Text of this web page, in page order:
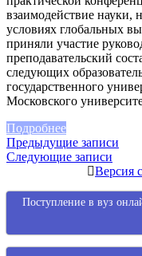
взаимодействие науки,
условиях глобальных
приняли участие
преподавательский
следующих
государственного
Московского
Подробнее
Навигация
по
записям
Предыдущие записи
Следующие записи
Версия
Поступление в вуз